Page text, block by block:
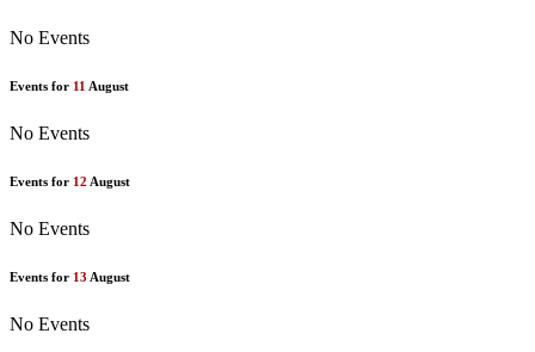
No Events
Events for 11 August
No Events
Events for 12 August
No Events
Events for 13 August
No Events